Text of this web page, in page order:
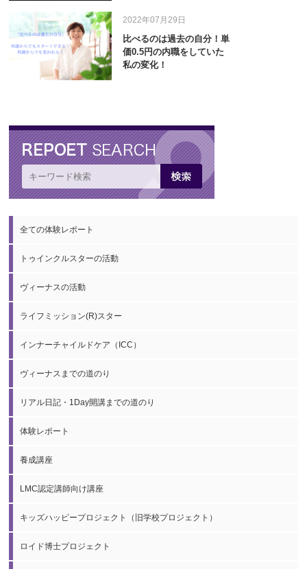
2022年07月29日
比べるのは過去の自分！単
価0.5円の内職をしていた
私の変化！
全ての体験レポート
トゥインクルスターの活動
ヴィーナスの活動
ライフミッション(R)スター
インナーチャイルドケア（ICC）
ヴィーナスまでの道のり
リアル日記・1Day開講までの道のり
体験レポート
養成講座
LMC認定講師向け講座
キッズハッピープロジェクト（旧学校プロジェクト）
ロイド博士プロジェクト